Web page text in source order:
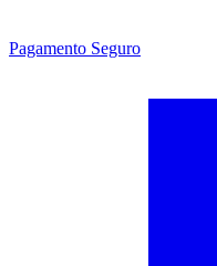
Pagamento Seguro